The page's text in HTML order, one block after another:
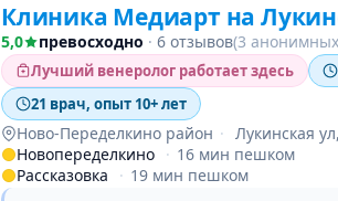
Клиника Медиарт на
5,0 превосходно · 6 отзывов(3
Лучший венеролог работает здесь
21 врач, опыт 10+ лет
Ново-Переделкино район · Лукинская
Новопеределкино · 16 мин пешком
Рассказовка
· 19 мин пешком